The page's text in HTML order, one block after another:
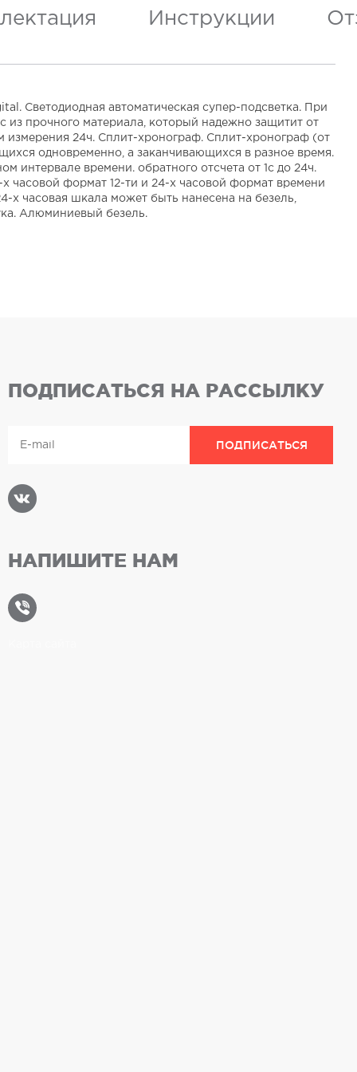
Инструкции
Светодиодная автоматическая супер-подсветка. При
прочного материала, который надежно защитит от
измерения 24ч. Сплит-хронограф. Сплит-хронограф (от
одновременно, а заканчивающихся в разное время.
интервале времени. обратного отсчета от 1с до 24ч.
часовой формат 12-ти и 24-х часовой формат времени
х часовая шкала может быть нанесена на безель,
Алюминиевый безель.
ПОДПИСАТЬСЯ НА РАССЫЛКУ
НАПИШИТЕ НАМ